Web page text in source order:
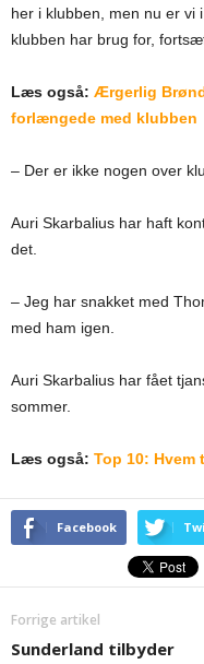
her i klubben, men nu er vi
klubben har brug for,
Læs også: Ærgerlig
forlængede med klubben
– Der er ikke nogen over
Auri Skarbalius har haft
det.
– Jeg har snakket med
med ham igen.
Auri Skarbalius har fået
sommer.
Læs også: Top 10: Hvem
Facebook
Forrige artikel
Sunderland tilbyder